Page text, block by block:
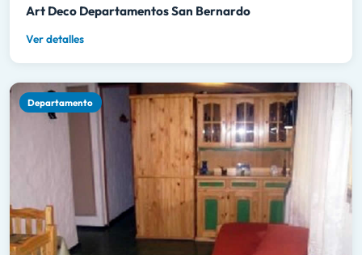
Art Deco Departamentos San Bernardo
Ver detalles
Departamento